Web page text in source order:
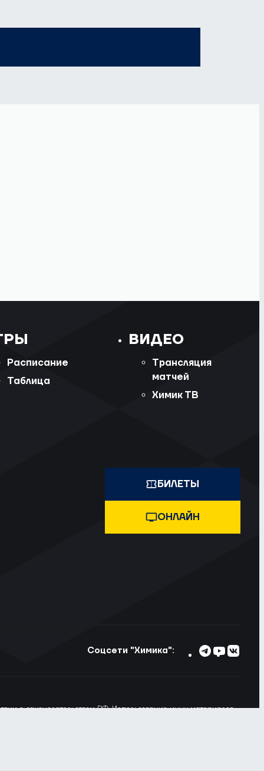
Расписание
Таблица
ВИДЕО
Трансляция
матчей
Химик ТВ
БИЛЕТЫ
ОНЛАЙН
Соцсети "Химика":
с законодательством РФ. Использование иных материалов